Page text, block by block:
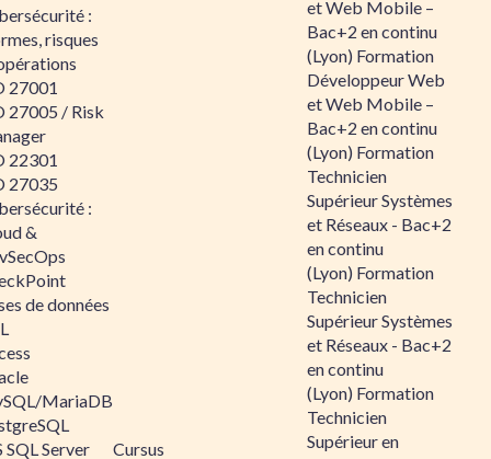
:
risques
27001
27005 / Risk
22301
27035
:
&
de données
MariaDB
SQL Server
Cursus
et Web Mobile –
Bac+2 en continu
(Lyon) Formation
Développeur Web
et Web Mobile –
Bac+2 en continu
(Lyon) Formation
Technicien
Supérieur Systèmes
et Réseaux - Bac+2
en continu
(Lyon) Formation
Technicien
Supérieur Systèmes
et Réseaux - Bac+2
en continu
(Lyon) Formation
Technicien
Supérieur en